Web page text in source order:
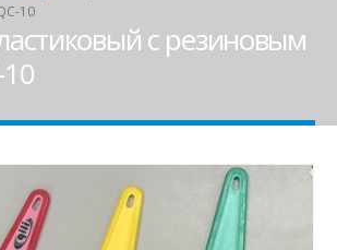
10
с резиновым